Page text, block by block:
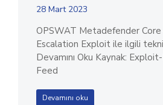
28 Mart 2023
OPSWAT Metadefender
Escalation Exploit ile ilgili
Devamını Oku Kaynak:
Feed
Devamını oku